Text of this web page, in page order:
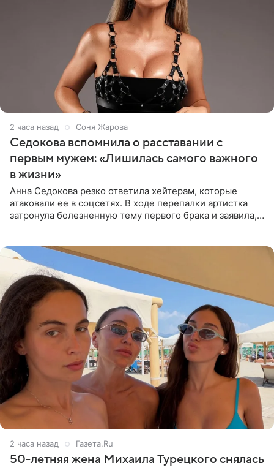
2 часа назад Соня Жарова
Седокова вспомнила о расставании с
первым мужем: «Лишилась самого важного
в жизни»
Анна Седокова резко ответила хейтерам, которые
атаковали ее в соцсетях. В ходе перепалки артистка
затронула болезненную тему первого брака и заявила,
2 часа назад Газета.Ru
50-летняя жена Михаила Турецкого снялась